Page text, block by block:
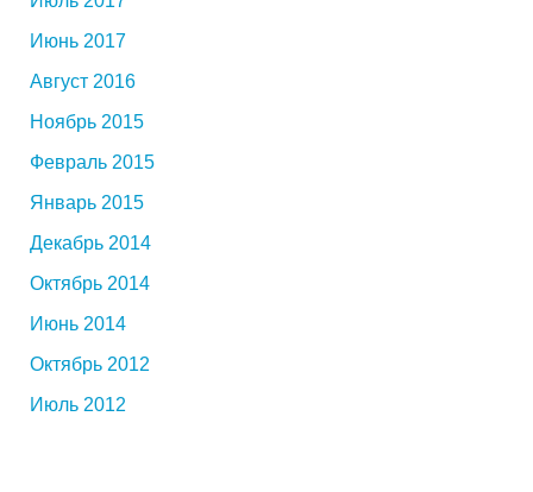
Июнь 2017
Август 2016
Ноябрь 2015
Февраль 2015
Январь 2015
Декабрь 2014
Октябрь 2014
Июнь 2014
Октябрь 2012
Июль 2012